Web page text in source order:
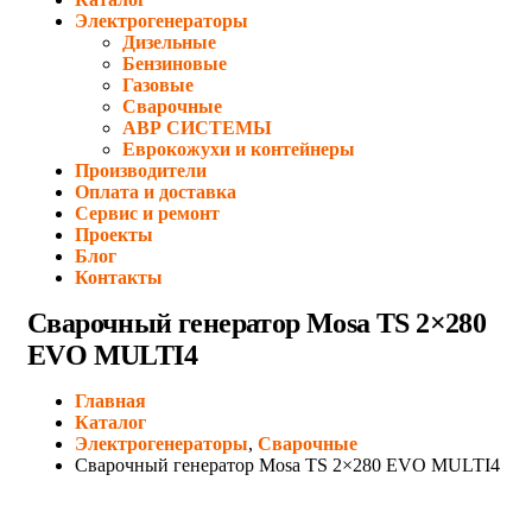
Электрогенераторы
Дизельные
Бензиновые
Газовые
Сварочные
АВР СИСТЕМЫ
Еврокожухи и контейнеры
Производители
Оплата и доставка
Сервис и ремонт
Проекты
Блог
Контакты
Сварочный генератор Mosa TS 2×280
EVO MULTI4
Главная
Каталог
Электрогенераторы, Сварочные
Сварочный генератор Mosa TS 2×280 EVO MULTI4